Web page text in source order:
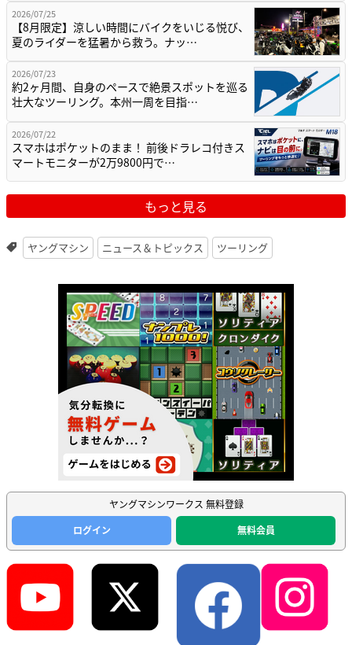
2026/07/25
【8月限定】涼しい時間にバイクをいじる悦び、
夏のライダーを猛暑から救う。ナッ…
2026/07/23
約2ヶ月間、自身のペースで絶景スポットを巡る
壮大なツーリング。本州一周を目指…
2026/07/22
スマホはポケットのまま！ 前後ドラレコ付きス
マートモニターが2万9800円で…
もっと見る
ヤングマシン ニュース＆トピックス ツーリング
ヤングマシンワークス 無料登録
ログイン
無料会員